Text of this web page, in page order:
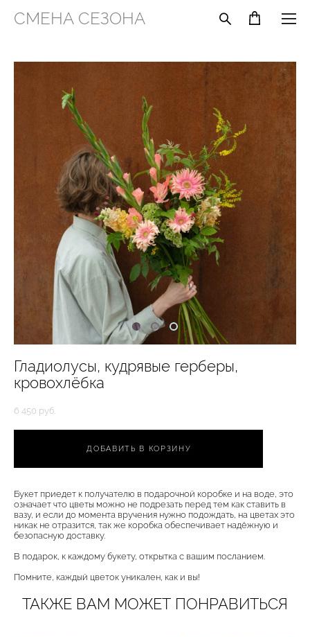
СМЕНА СЕЗОНА
Гладиолусы, кудрявые герберы,
кровохлёбка
6 450 pуб.
ДОБАВИТЬ В КОРЗИНУ
Букет приедет к получателю в подарочной коробке и на воде, это
означает что цветы можно не подрезать перед тем как ставить в
вазу, и если до момента вручения нужно подождать, на цветах это
никак не отразится, так же коробка обеспечивает надёжную и
безопасную доставку.
В подарок, к каждому букету, открытка с вашим посланием.
Помните, каждый цветок уникален, как и вы!
ТАКЖЕ ВАМ МОЖЕТ ПОНРАВИТЬСЯ